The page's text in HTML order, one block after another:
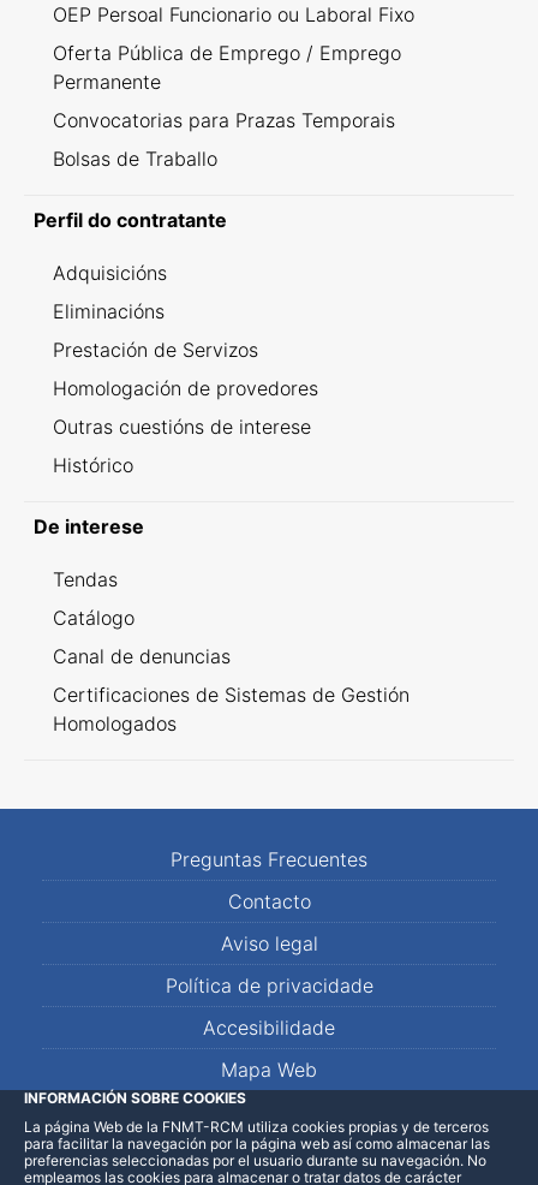
OEP Persoal Funcionario ou Laboral Fixo
Oferta Pública de Emprego / Emprego
Permanente
Convocatorias para Prazas Temporais
Bolsas de Traballo
Perfil do contratante
Adquisicións
Eliminacións
Prestación de Servizos
Homologación de provedores
Outras cuestións de interese
Histórico
De interese
Tendas
Catálogo
Canal de denuncias
Certificaciones de Sistemas de Gestión
Homologados
Preguntas Frecuentes
Contacto
Aviso legal
Política de privacidade
Accesibilidade
Mapa Web
LinkedInFacebookWhatsApp
INFORMACIÓN SOBRE COOKIES
La página Web de la FNMT-RCM utiliza cookies propias y de terceros
para facilitar la navegación por la página web así como almacenar las
preferencias seleccionadas por el usuario durante su navegación. No
empleamos las cookies para almacenar o tratar datos de carácter